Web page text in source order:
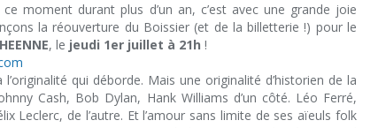
moment durant plus d’un an, c’est avec une grande joie
la réouverture du Boissier (et de la billetterie !) pour le
, le jeudi 1er juillet à 21h !
l’originalité qui déborde. Mais une originalité d’historien de la
Cash, Bob Dylan, Hank Williams d’un côté. Léo Ferré,
Leclerc, de l’autre. Et l’amour sans limite de ses aïeuls folk